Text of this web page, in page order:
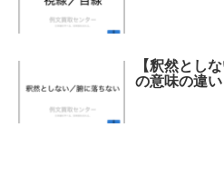
【釈然とし
の意味の違